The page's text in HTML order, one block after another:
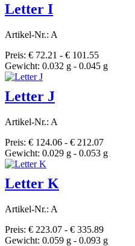
Letter I
Artikel-Nr.: A
Preis: € 72.21 - € 101.55
Gewicht: 0.032 g - 0.045 g
Letter J
Artikel-Nr.: A
Preis: € 124.06 - € 212.07
Gewicht: 0.029 g - 0.053 g
Letter K
Artikel-Nr.: A
Preis: € 223.07 - € 335.89
Gewicht: 0.059 g - 0.093 g